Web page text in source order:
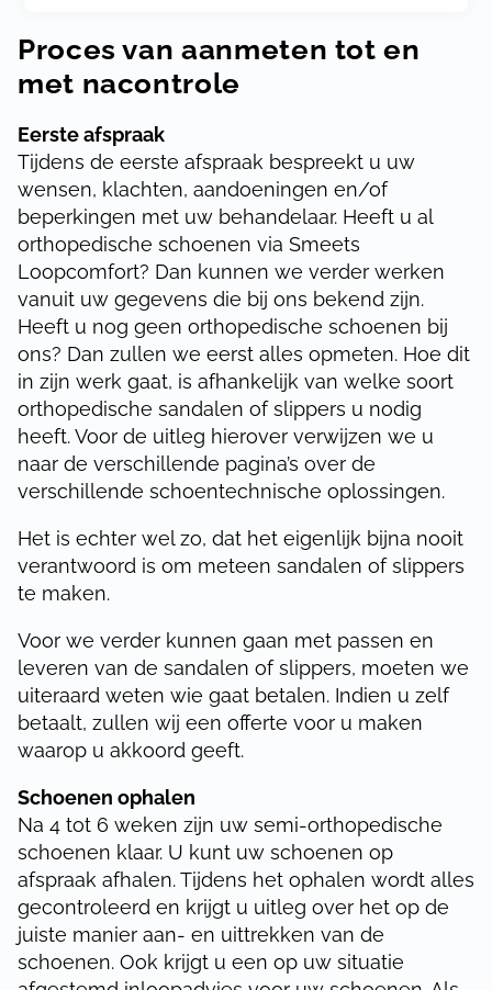
Proces van aanmeten tot en
met nacontrole
Eerste afspraak
Tijdens de eerste afspraak bespreekt u uw
wensen, klachten, aandoeningen en/of
beperkingen met uw behandelaar. Heeft u al
orthopedische schoenen via Smeets
Loopcomfort? Dan kunnen we verder werken
vanuit uw gegevens die bij ons bekend zijn.
Heeft u nog geen orthopedische schoenen bij
ons? Dan zullen we eerst alles opmeten. Hoe dit
in zijn werk gaat, is afhankelijk van welke soort
orthopedische sandalen of slippers u nodig
heeft. Voor de uitleg hierover verwijzen we u
naar de verschillende pagina’s over de
verschillende schoentechnische oplossingen.
Het is echter wel zo, dat het eigenlijk bijna nooit
verantwoord is om meteen sandalen of slippers
te maken.
Voor we verder kunnen gaan met passen en
leveren van de sandalen of slippers, moeten we
uiteraard weten wie gaat betalen. Indien u zelf
betaalt, zullen wij een offerte voor u maken
waarop u akkoord geeft.
Schoenen ophalen
Na 4 tot 6 weken zijn uw semi-orthopedische
schoenen klaar. U kunt uw schoenen op
afspraak afhalen. Tijdens het ophalen wordt alles
gecontroleerd en krijgt u uitleg over het op de
juiste manier aan- en uittrekken van de
schoenen. Ook krijgt u een op uw situatie